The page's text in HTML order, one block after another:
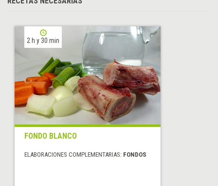
2 h y 30 min
FONDO BLANCO
ELABORACIONES COMPLEMENTARIAS: FONDOS